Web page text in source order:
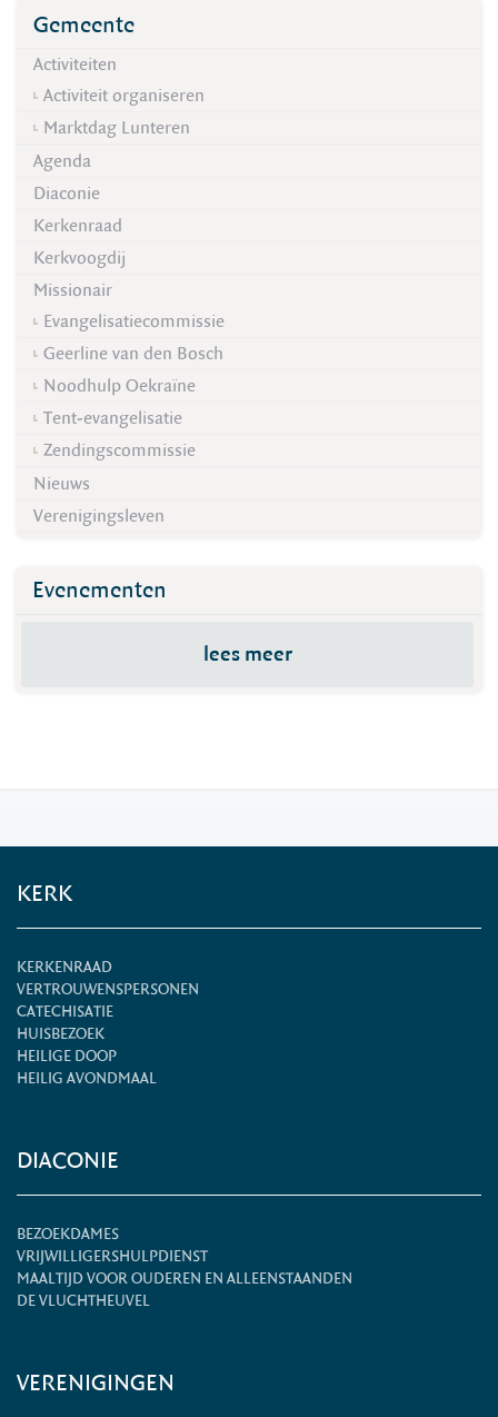
Gemeente
Activiteiten
Activiteit organiseren
Marktdag Lunteren
Agenda
Diaconie
Kerkenraad
Kerkvoogdij
Missionair
Evangelisatiecommissie
Geerline van den Bosch
Noodhulp Oekraïne
Tent-evangelisatie
Zendingscommissie
Nieuws
Verenigingsleven
Evenementen
lees meer
KERK
KERKENRAAD
VERTROUWENSPERSONEN
CATECHISATIE
HUISBEZOEK
HEILIGE DOOP
HEILIG AVONDMAAL
DIACONIE
BEZOEKDAMES
VRIJWILLIGERSHULPDIENST
MAALTIJD VOOR OUDEREN EN ALLEENSTAANDEN
DE VLUCHTHEUVEL
VERENIGINGEN